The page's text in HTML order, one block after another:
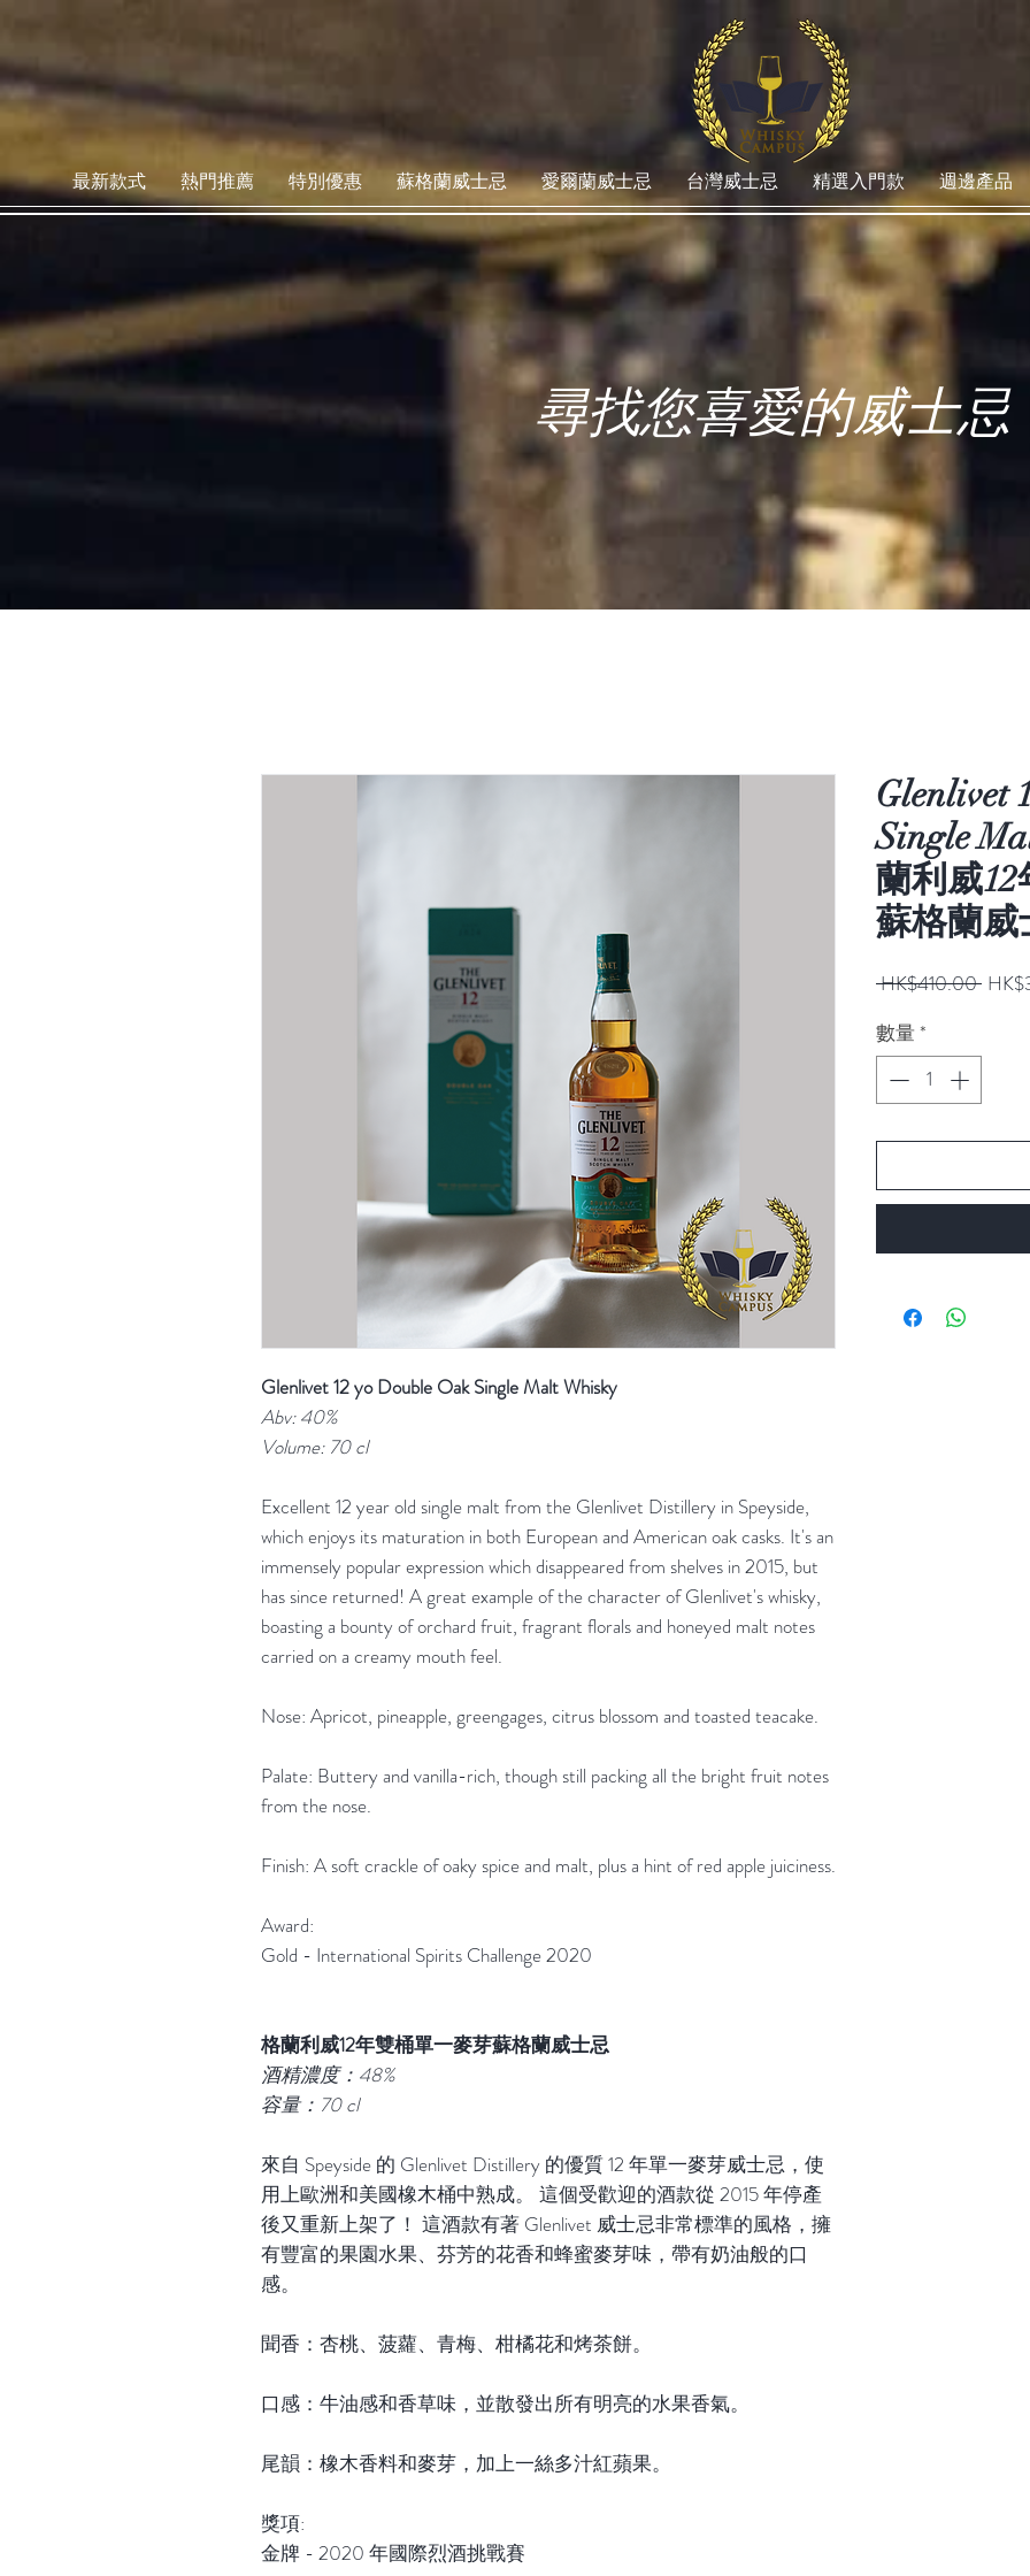
最新款式 熱門推薦 特別優惠 蘇格蘭威士忌 愛爾蘭威士忌 台灣威士忌 精選入門款 週邊產品
尋找您喜愛的威士忌
Glenlivet 12 yo Double Oak Single Malt Whisky
Abv: 40%
Volume: 70 cl
Excellent 12 year old single malt from the Glenlivet Distillery in Speyside,
which enjoys its maturation in both European and American oak casks. It's an
immensely popular expression which disappeared from shelves in 2015, but
has since returned! A great example of the character of Glenlivet's whisky,
boasting a bounty of orchard fruit, fragrant florals and honeyed malt notes
carried on a creamy mouth feel.
Nose: Apricot, pineapple, greengages, citrus blossom and toasted teacake.
Palate: Buttery and vanilla-rich, though still packing all the bright fruit notes
from the nose.
Finish: A soft crackle of oaky spice and malt, plus a hint of red apple juiciness.
Award:
Gold - International Spirits Challenge 2020
格蘭利威12年雙桶單一麥芽蘇格蘭威士忌
酒精濃度：48%
容量：70 cl
來自 Speyside 的 Glenlivet Distillery 的優質 12 年單一麥芽威士忌，使
用上歐洲和美國橡木桶中熟成。 這個受歡迎的酒款從 2015 年停產
後又重新上架了！ 這酒款有著 Glenlivet 威士忌非常標準的風格，擁
有豐富的果園水果、芬芳的花香和蜂蜜麥芽味，帶有奶油般的口
感。
聞香：杏桃、菠蘿、青梅、柑橘花和烤茶餅。
口感：牛油感和香草味，並散發出所有明亮的水果香氣。
尾韻：橡木香料和麥芽，加上一絲多汁紅蘋果。
獎項:
金牌 - 2020 年國際烈酒挑戰賽
Glenlivet
Single
蘭利威
蘇格蘭威
HK$410.00 一
格
數量*